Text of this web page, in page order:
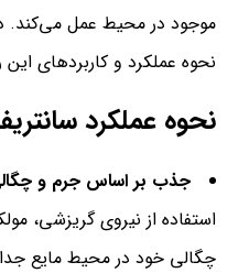
موجود در محیط عمل می‌کند.
نحوه عملکرد و کاربردهای
نحوه عملکرد
جذب بر اساس جرم و
استفاده از نیروی گریزشی،
چگالی خود در محیط مایع